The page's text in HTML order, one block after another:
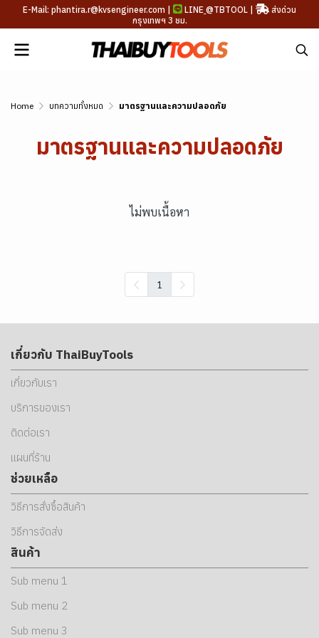
E-Mail: phantira.r@kvsengineer.com | LINE @TBTOOL |
ส่งด่วน
กรุงเทพฯ 3 ชม.
Home บทความทั้งหมด มาตรฐานและความปลอดภัย
มาตรฐานและความปลอดภัย
ไม่พบเนื้อหา
1
เกี่ยวกับ ThaiBuyTools
เกี่ยวกับเรา
บริการของเรา
ติดต่อเรา
แผนที่ร้าน
ช่วยเหลือ
วิธีการสั่งซื้อสินค้า
วิธีการจัดส่ง
สินค้า
Sub menu 1
Sub menu 2
Sub menu 3